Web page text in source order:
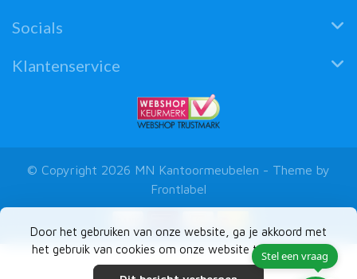
Door het gebruiken van onze website, ga je akkoord met
het gebruik van cookies om onze website te verbeteren.
Socials
Klantenservice
© Copyright 2026 MN Kantoormeubelen - Theme by
Frontlabel
Stel een vraag